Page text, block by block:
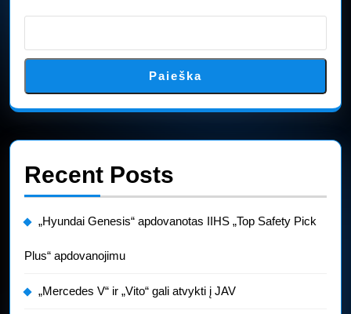
Paieška
Recent Posts
„Hyundai Genesis“ apdovanotas IIHS „Top Safety Pick
Plus“ apdovanojimu
„Mercedes V“ ir „Vito“ gali atvykti į JAV